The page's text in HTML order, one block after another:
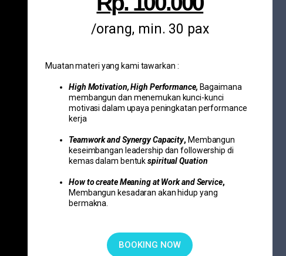
/orang, min. 30 pax
Muatan materi yang kami tawarkan :
High Motivation, High Performance, Bagaimana
membangun dan menemukan kunci-kunci
motivasi dalam upaya peningkatan performance
kerja
Teamwork and Synergy Capacity, Membangun
keseimbangan leadership dan followership di
kemas dalam bentukspiritual Quation
How to create Meaning at Work and Service,
Membangun kesadaran akan hidup yang
bermakna.
BOOKING NOW